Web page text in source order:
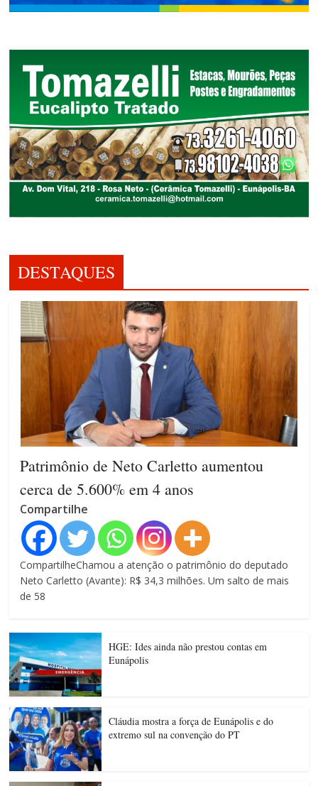
DESTAQUES
Patrimônio de Neto Carletto aumentou
cerca de 5.600% em 4 anos
Compartilhe
CompartilheChamou a atenção o patrimônio do deputado
Neto Carletto (Avante): R$ 34,3 milhões. Um salto de mais
de 58
HGE: Ides ainda não prestou contas em
Eunápolis
Cláudia mostra a força de Eunápolis e do
extremo sul na convenção do PT